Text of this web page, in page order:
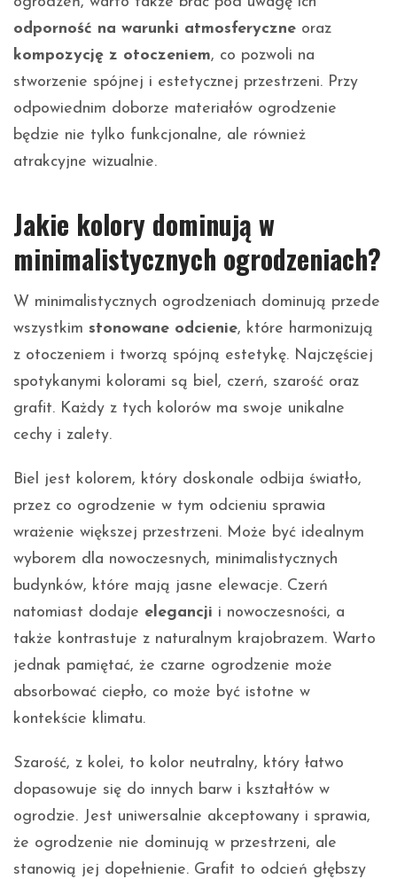
odporność na warunki atmosferyczne oraz
kompozycję z otoczeniem, co pozwoli na
stworzenie spójnej i estetycznej przestrzeni. Przy
odpowiednim doborze materiałów ogrodzenie
będzie nie tylko funkcjonalne, ale również
atrakcyjne wizualnie.
Jakie kolory dominują w
minimalistycznych ogrodzeniach?
W minimalistycznych ogrodzeniach dominują przede
wszystkim stonowane odcienie, które harmonizują
z otoczeniem i tworzą spójną estetykę. Najczęściej
spotykanymi kolorami są biel, czerń, szarość oraz
grafit. Każdy z tych kolorów ma swoje unikalne
cechy i zalety.
Biel jest kolorem, który doskonale odbija światło,
przez co ogrodzenie w tym odcieniu sprawia
wrażenie większej przestrzeni. Może być idealnym
wyborem dla nowoczesnych, minimalistycznych
budynków, które mają jasne elewacje. Czerń
natomiast dodaje elegancji i nowoczesności, a
także kontrastuje z naturalnym krajobrazem. Warto
jednak pamiętać, że czarne ogrodzenie może
absorbować ciepło, co może być istotne w
kontekście klimatu.
Szarość, z kolei, to kolor neutralny, który łatwo
dopasowuje się do innych barw i kształtów w
ogrodzie. Jest uniwersalnie akceptowany i sprawia,
że ogrodzenie nie dominują w przestrzeni, ale
stanowią jej dopełnienie. Grafit to odcień głębszy